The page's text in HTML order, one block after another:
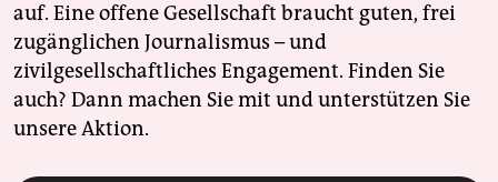
auf. Eine offene Gesellschaft braucht guten, frei
zugänglichen Journalismus – und
zivilgesellschaftliches Engagement. Finden Sie
auch? Dann machen Sie mit und unterstützen Sie
unsere Aktion.